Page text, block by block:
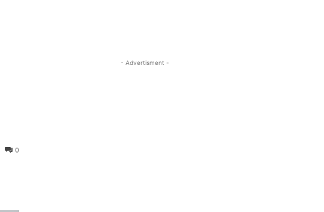
0
- Advertisment -